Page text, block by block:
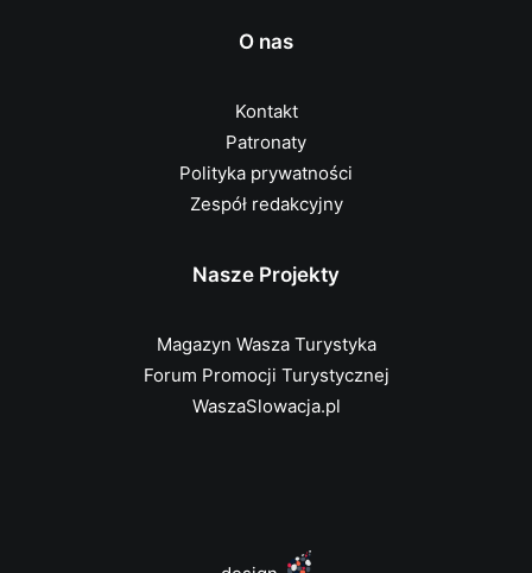
O nas
Kontakt
Patronaty
Polityka prywatności
Zespół redakcyjny
Nasze Projekty
Magazyn Wasza Turystyka
Forum Promocji Turystycznej
WaszaSlowacja.pl